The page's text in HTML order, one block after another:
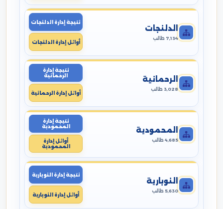
الدلنجات
7,134 طالب
نتيجة إدارة الدلنجات
أوائل إدارة الدلنجات
الرحمانية
3,028 طالب
نتيجة إدارة
الرحمانية
أوائل إدارة الرحمانية
المحمودية
4,685 طالب
نتيجة إدارة
المحمودية
أوائل إدارة
المحمودية
النوبارية
5,630 طالب
نتيجة إدارة النوبارية
أوائل إدارة النوبارية